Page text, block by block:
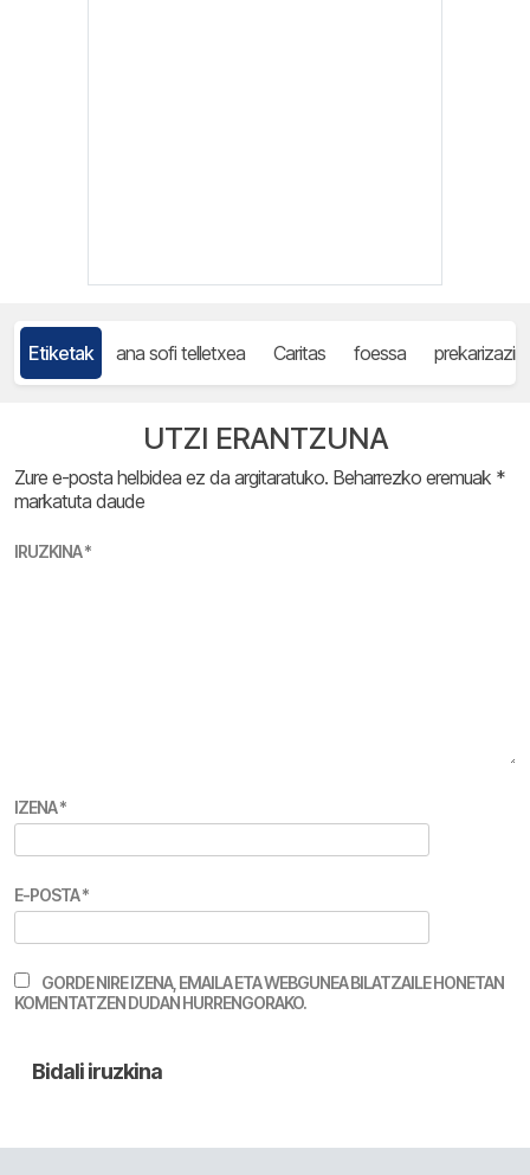
Etiketak ana sofi telletxea Caritas foessa
UTZI ERANTZUNA
Zure e-posta helbidea ez da argitaratuko. Beharrezko eremuak *
markatuta daude
IRUZKINA*
IZENA*
E-POSTA*
GORDE NIRE IZENA, EMAILA ETA WEBGUNEA BILATZAILE HONETAN
KOMENTATZEN DUDAN HURRENGORAKO.